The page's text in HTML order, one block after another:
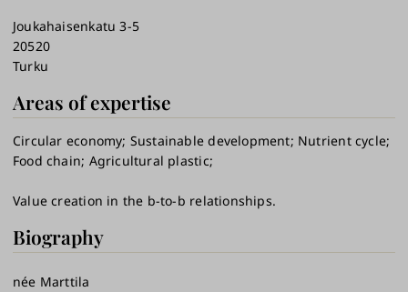
Joukahaisenkatu 3-5
20520
Turku
Areas of expertise
Circular economy Sustainable development Nutrient cycle
Food chain Agricultural plastic
Value creation in the b-to-b relationships.
Biography
née Marttila